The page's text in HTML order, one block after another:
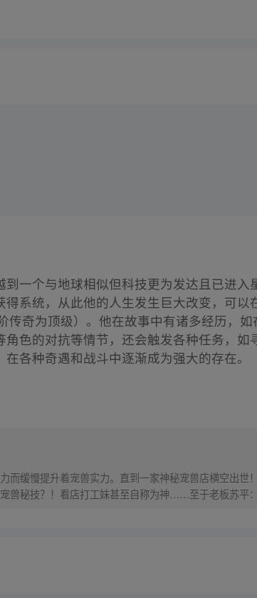
到一个与地球相似但科技更为发达且已进入
系统，从此他的人生发生巨大改变，可以
奇为顶级）。他在故事中有诸多经历，
色的对抗等情节，还会触发各种任务，如
各种奇遇和战斗中逐渐成为强大的存在。
而缓慢提升着宠兽实力。直到一家神秘宠兽店横空出世
兽秘技？！看店打工妹甚至自称为神……至于老板苏平